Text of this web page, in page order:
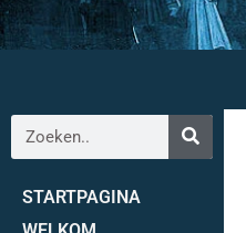
STARTPAGINA